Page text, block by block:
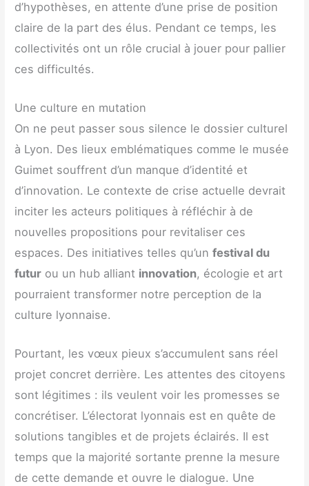
d’hypothèses, en attente d’une prise de position
claire de la part des élus. Pendant ce temps, les
collectivités ont un rôle crucial à jouer pour pallier
ces difficultés.
Une culture en mutation
On ne peut passer sous silence le dossier culturel
à Lyon. Des lieux emblématiques comme le musée
Guimet souffrent d’un manque d’identité et
d’innovation. Le contexte de crise actuelle devrait
inciter les acteurs politiques à réfléchir à de
nouvelles propositions pour revitaliser ces
espaces. Des initiatives telles qu’unfestival du
futur ou un hub alliant innovation, écologie et art
pourraient transformer notre perception de la
culture lyonnaise.
Pourtant, les vœux pieux s’accumulent sans réel
projet concret derrière. Les attentes des citoyens
sont légitimes : ils veulent voir les promesses se
concrétiser. L’électorat lyonnais est en quête de
solutions tangibles et de projets éclairés. Il est
temps que la majorité sortante prenne la mesure
de cette demande et ouvre le dialogue. Une